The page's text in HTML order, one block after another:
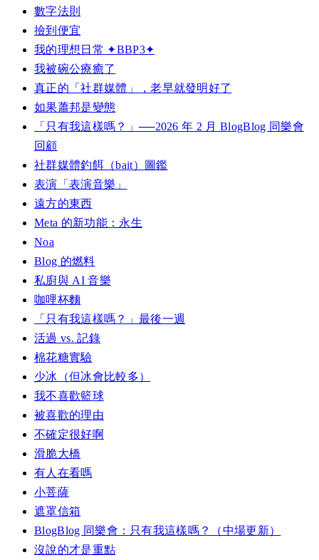
數字法則
撿到便宜
我的理想日常 ✦BBP3✦
我被碗公療癒了
真正的「社群媒體」，老早就發明好了
如果蕭邦是變態
「只有我這樣嗎？」──2026 年 2 月 BlogBlog 同樂會
回顧
社群媒體釣餌（bait）圖鑑
表演「表演音樂」
遠方的東西
Meta 的新功能：永生
Noa
Blog 的燃料
私廚與 AI 音樂
咖哩杯麵
「只有我這樣嗎？」最後一週
活過 vs. 記錄
棉花糖實驗
少冰（但冰會比較多）
我不喜歡籃球
被喜歡的理由
不確定很好啊
滑脆大橋
有人在看嗎
小菩薩
遮罩信箱
BlogBlog 同樂會：只有我這樣嗎？（中場更新）
沒說的才是重點